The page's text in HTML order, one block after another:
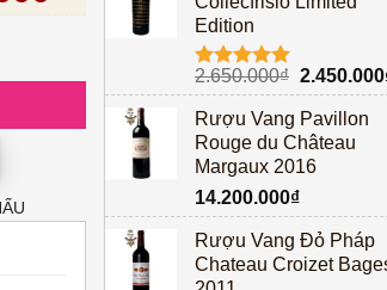
2.485.000₫.
Edition
Được xếp
hạng5.00
5 sao
2.650.000₫ Giá
gốc
là:
2.650.000₫.
2.450.000
Rượu Vang Pavillon
Rouge du Château
Margaux 2016
14.200.000₫
Rượu Vang Đỏ Pháp
Chateau Croizet
số lượng